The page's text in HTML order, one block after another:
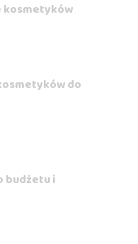
kosmetyków
do
budżetu i